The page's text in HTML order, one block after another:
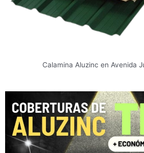
Calamina Aluzinc en Avenida